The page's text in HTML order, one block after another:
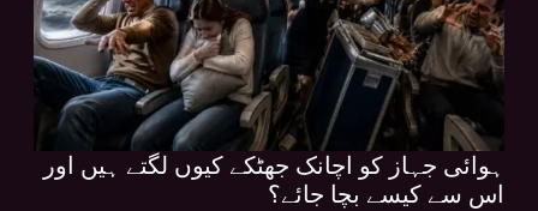
ہوائی جہاز کو اچانک جھٹکے کیوں لگتے ہیں اور
اس سے کیسے بچا جائے؟